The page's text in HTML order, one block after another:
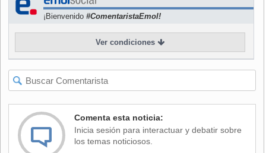
¡Bienvenido #ComentaristaEmol!
Ver condiciones
Comenta esta noticia:
Inicia sesión para interactuar y debatir sobre
los temas noticiosos.